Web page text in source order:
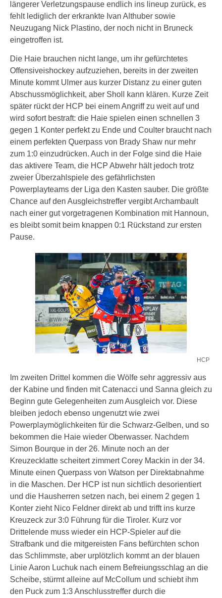
längerer Verletzungspause endlich ins lineup zurück, es
fehlt lediglich der erkrankte Ivan Althuber sowie
Neuzugang Nick Plastino, der noch nicht in Bruneck
eingetroffen ist.
Die Haie brauchen nicht lange, um ihr gefürchtetes
Offensiveishockey aufzuziehen, bereits in der zweiten
Minute kommt Ulmer aus kurzer Distanz zu einer guten
Abschussmöglichkeit, aber Sholl kann klären. Kurze Zeit
später rückt der HCP bei einem Angriff zu weit auf und
wird sofort bestraft: die Haie spielen einen schnellen 3
gegen 1 Konter perfekt zu Ende und Coulter braucht nach
einem perfekten Querpass von Brady Shaw nur mehr
zum 1:0 einzudrücken. Auch in der Folge sind die Haie
das aktivere Team, die HCP Abwehr hält jedoch trotz
zweier Überzahlspiele des gefährlichsten
Powerplayteams der Liga den Kasten sauber. Die größte
Chance auf den Ausgleichstreffer vergibt Archambault
nach einer gut vorgetragenen Kombination mit Hannoun,
es bleibt somit beim knappen 0:1 Rückstand zur ersten
Pause.
HCP
Im zweiten Drittel kommen die Wölfe sehr aggressiv aus
der Kabine und finden mit Catenacci und Sanna gleich zu
Beginn gute Gelegenheiten zum Ausgleich vor. Diese
bleiben jedoch ebenso ungenutzt wie zwei
Powerplaymöglichkeiten für die Schwarz-Gelben, und so
bekommen die Haie wieder Oberwasser. Nachdem
Simon Bourque in der 26. Minute noch an der
Kreuzecklatte scheitert zimmert Corey Mackin in der 34.
Minute einen Querpass von Watson per Direktabnahme
in die Maschen. Der HCP ist nun sichtlich desorientiert
und die Hausherren setzen nach, bei einem 2 gegen 1
Konter zieht Nico Feldner direkt ab und trifft ins kurze
Kreuzeck zur 3:0 Führung für die Tiroler. Kurz vor
Drittelende muss wieder ein HCP-Spieler auf die
Strafbank und die mitgereisten Fans befürchten schon
das Schlimmste, aber urplötzlich kommt an der blauen
Linie Aaron Luchuk nach einem Befreiungsschlag an die
Scheibe, stürmt alleine auf McCollum und schiebt ihm
den Puck zum 1:3 Anschlusstreffer durch die